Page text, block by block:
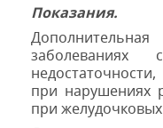
Показания.
заболеваниях
при нарушениях
при